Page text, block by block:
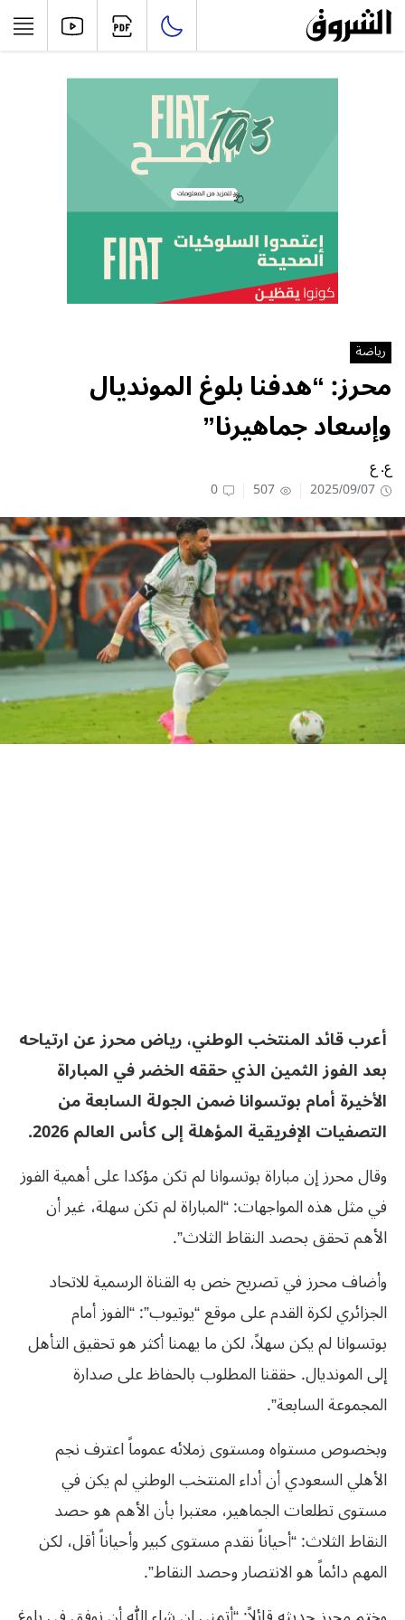
رياضة
محرز: “هدفنا بلوغ المونديال
وإسعاد جماهيرنا”
ع. ع
2025/09/07
507
0
أعرب قائد المنتخب الوطني، رياض محرز عن ارتياحه
بعد الفوز الثمين الذي حققه الخضر في المباراة
الأخيرة أمام بوتسوانا ضمن الجولة السابعة من
التصفيات الإفريقية المؤهلة إلى كأس العالم 2026.
وقال محرز إن مباراة بوتسوانا لم تكن مؤكدا على أهمية الفوز
في مثل هذه المواجهات: “المباراة لم تكن سهلة، غير أن
الأهم تحقق بحصد النقاط الثلاث”.
وأضاف محرز في تصريح خص به القناة الرسمية للاتحاد
الجزائري لكرة القدم على موقع “يوتيوب”: “الفوز أمام
بوتسوانا لم يكن سهلاً، لكن ما يهمنا أكثر هو تحقيق التأهل
إلى المونديال. حققنا المطلوب بالحفاظ على صدارة
المجموعة السابعة”.
وبخصوص مستواه ومستوى زملائه عموماً اعترف نجم
الأهلي السعودي أن أداء المنتخب الوطني لم يكن في
مستوى تطلعات الجماهير، معتبرا بأن الأهم هو حصد
النقاط الثلاث: “أحياناً نقدم مستوى كبير وأحياناً أقل، لكن
المهم دائماً هو الانتصار وحصد النقاط”.